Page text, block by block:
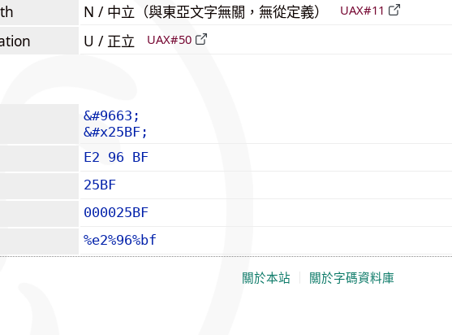
N / 中立（與東亞文字無關，無從定義） UAX#11
U / 正立 UAX#50
&#9663;
&#x25BF;
E2 96 BF
25BF
000025BF
%e2%96%bf
關於本站 關於字碼資料庫